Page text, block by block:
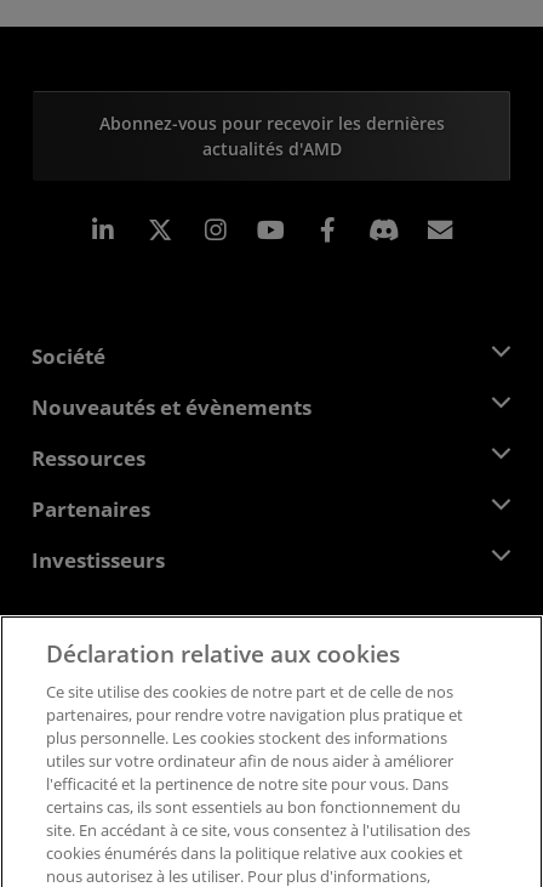
Abonnez-vous pour recevoir les dernières
actualités d'AMD
LinkedIn Instagram Facebook
Société
À propos d'AMD
Responsabilité d'entreprise
Nous contacter
Nouveautés et évènements
Salle de presse
Médiathèque
Ressources
Centre pour les développeurs
Études de cas
Partenaires
Hub partenaires AMD
Programme universitaire AMD
Investisseurs
Conseil d'administration
Documents de gouvernance
Dépôts auprès de la SEC
Politique de confidentialité
Marques déposées
Transparence de la chaîne logistique
Concurrence équitable et ouverte
Stratégie fiscale britannique
Politique relative aux cookies
Paramètres des cookies
Déclaration relative aux cookies
Ce site utilise des cookies de notre part et de celle de nos
partenaires, pour rendre votre navigation plus pratique et
plus personnelle. Les cookies stockent des informations
utiles sur votre ordinateur afin de nous aider à améliorer
l'efficacité et la pertinence de notre site pour vous. Dans
certains cas, ils sont essentiels au bon fonctionnement du
site. En accédant à ce site, vous consentez à l'utilisation des
cookies énumérés dans la politique relative aux cookies et
nous autorisez à les utiliser. Pour plus d'informations,